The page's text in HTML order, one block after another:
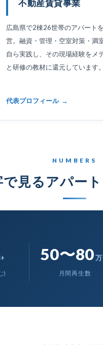
不動産賃貸事業
広島県で2棟26世帯のアパート
営。融資・管理・空室対策・満
自ら実践し、その現場経験をメ
と研修の教材に還元しています。
代表プロフィール
NUMBERS
で見るアパー
)
50〜80
月間再生数